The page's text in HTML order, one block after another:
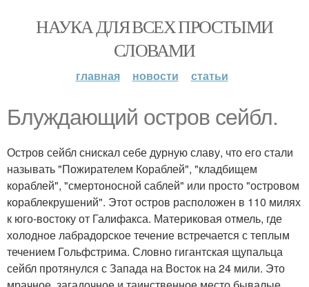
НАУКА ДЛЯ ВСЕХ ПРОСТЫМИ
СЛОВАМИ
главная новости статьи
Блуждающий остров сейбл.
Остров сейбл снискал себе дурную славу, что его стали
называть "Пожирателем Кораблей", "кладбищем
кораблей", "смертоносной саблей" или просто "островом
кораблекрушений". Этот остров расположен в 110 милях
к юго-востоку от Галифакса. Материковая отмель, где
холодное лабрадорское течение встречается с теплым
течением Гольфстрима. Словно гигантская щупальца
сейбл протянулся с Запада на Восток на 24 мили. Это